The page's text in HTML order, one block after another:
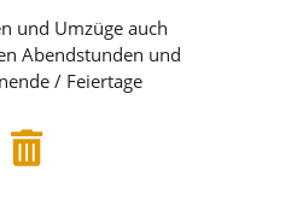
und Umzüge auch
Abendstunden und
/ Feiertage
